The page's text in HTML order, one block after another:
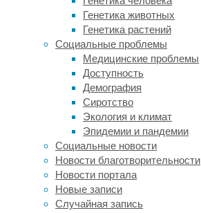
Генетика животных
Генетика растений
Социальные проблемы
Медицинские проблемы
Доступность
Демография
Сиротство
Экология и климат
Эпидемии и пандемии
Социальные новости
Новости благотворительности
Новости портала
Новые записи
Случайная запись
культурное,
физическое
разделение.
При
этом
расстояние
между
ними
могло
достигать
всего
порядка
500